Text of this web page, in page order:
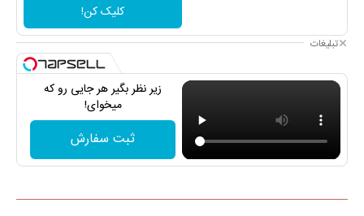
کلیک کن!
تبلیغات
زیر نظر بگیر هر جایی رو که
میخوای!
ثبت سفارش